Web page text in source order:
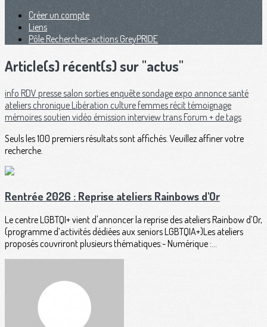
Créer un compte
Liens
Pôle Recherches-actions GreyPRIDE
Article(s) récent(s) sur "actus"
info RDV pressesalon sortiesenquêtesondageexpo annoncesanté
ateliers chroniqueLibération culturefemmes récit témoignage
mémoiressoutien vidéo émission interviewtransForum + de tags
Seuls les 100 premiers résultats sont affichés. Veuillez affiner votre
recherche.
Rentrée 2026 : Reprise ateliers Rainbows d'Or
Le centre LGBTQI+ vient d'annoncer la reprise des ateliers Rainbow d’Or,
(programme d’activités dédiées aux seniors LGBTQIA+)Les ateliers
proposés couvriront plusieurs thématiques:- Numérique :...